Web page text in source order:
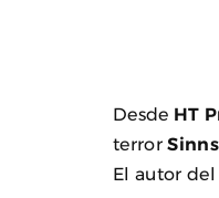
Desde HT
terror
El autor